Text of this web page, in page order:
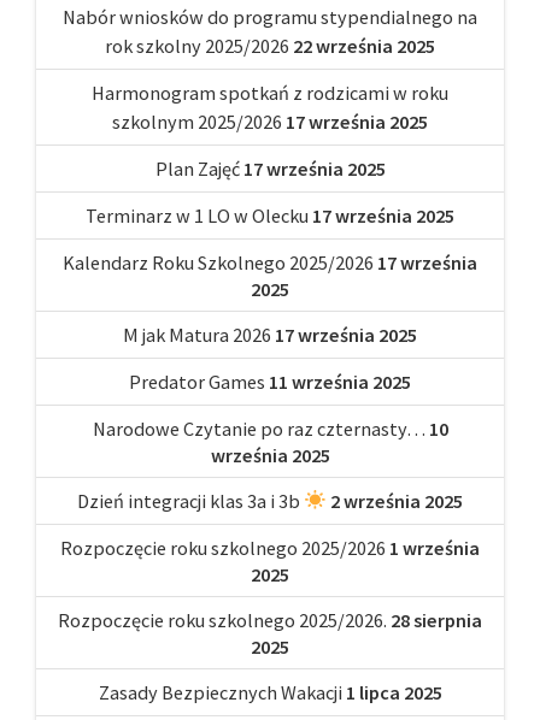
Nabór wniosków do programu stypendialnego na
rok szkolny 2025/2026 22 września 2025
Harmonogram spotkań z rodzicami w roku
szkolnym 2025/2026 17 września 2025
Plan Zajęć 17 września 2025
Terminarz w 1 LO w Olecku 17 września 2025
Kalendarz Roku Szkolnego 2025/2026 17 września
2025
M jak Matura 2026 17 września 2025
Predator Games 11 września 2025
Narodowe Czytanie po raz czternasty… 10
września 2025
Dzień integracji klas 3a i 3b
2 września 2025
Rozpoczęcie roku szkolnego 2025/2026 1 września
2025
Rozpoczęcie roku szkolnego 2025/2026. 28 sierpnia
2025
Zasady Bezpiecznych Wakacji 1 lipca 2025